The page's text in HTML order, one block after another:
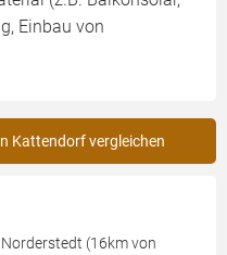
Einbau von
Kattendorf vergleichen
(16km von